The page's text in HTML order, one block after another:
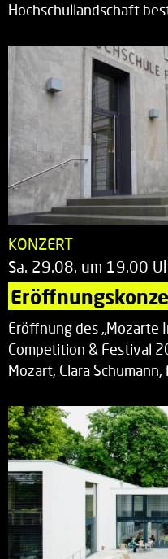
Hochschullandschaft
KONZERT
Sa. 29.08. um 19.00
Eröffnung des „Mozarte
Competition & Festival
Mozart, Clara Schumann,